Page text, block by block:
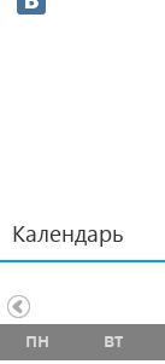
Календарь
пн вт